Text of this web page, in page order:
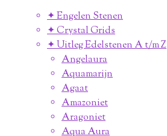
✦ Engelen Stenen
✦ Crystal Grids
✦ Uitleg Edelstenen A t/m Z
Angelaura
Aquamarijn
Agaat
Amazoniet
Aragoniet
Aqua Aura